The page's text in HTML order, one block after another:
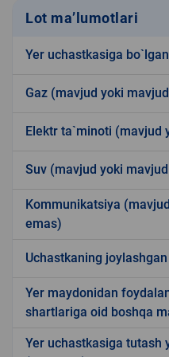
Lot ma’lumotlari
Yer uchastkasiga
Gaz (mavjud yoki
Elektr ta`minoti (mavjud
Suv (mavjud yoki
Kommunikatsiya
emas)
Uchastkaning
Yer maydonidan
shartlariga oid boshqa
Yer uchastkasiga tutash